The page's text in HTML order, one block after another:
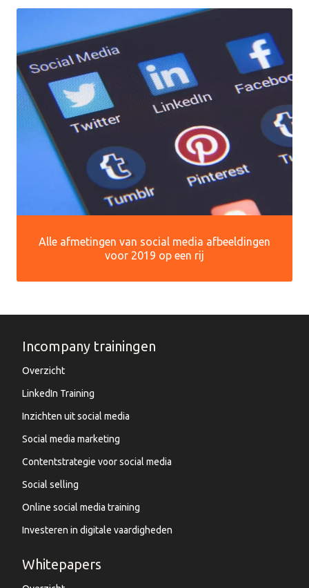
Alle afmetingen van social media afbeeldingen
voor 2019 op een rij
Incompany trainingen
Overzicht
LinkedIn Training
Inzichten uit social media
Social media marketing
Contentstrategie voor social media
Social selling
Online social media training
Investeren in digitale vaardigheden
Whitepapers